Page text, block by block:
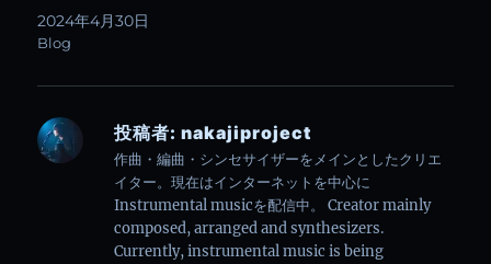
2024年4月30日
Blog
投稿者: nakajiproject
作曲・編曲・シンセサイザーをメインとしたクリエ
イター。現在はインターネットを中心に
Instrumental musicを配信中。 Creator mainly
composed, arranged and synthesizers.
Currently, instrumental music is being